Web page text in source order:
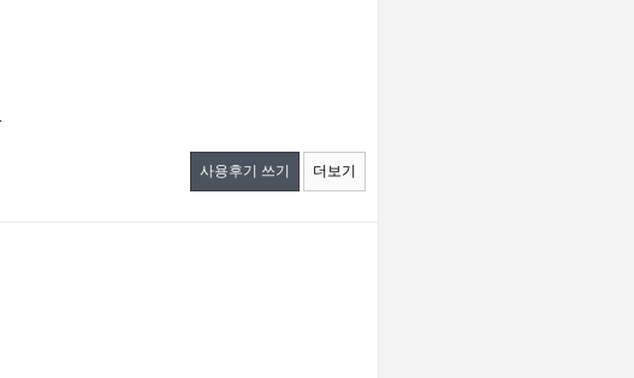
사용후기 쓰기 더보기